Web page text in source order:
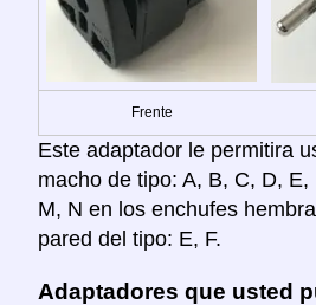
Frente
Este adaptador le permitira
macho de tipo: A, B, C, D, E,
M, N en los enchufes
pared del tipo: E, F.
Adaptadores que usted